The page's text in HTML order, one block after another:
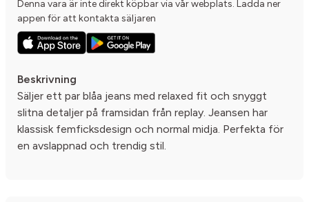
Denna vara är inte direkt köpbar via vår webplats. Ladda ner
appen för att kontakta säljaren
Beskrivning
Säljer ett par blåa jeans med relaxed fit och snyggt
slitna detaljer på framsidan från replay. Jeansen har
klassisk femficksdesign och normal midja. Perfekta för
en avslappnad och trendig stil.